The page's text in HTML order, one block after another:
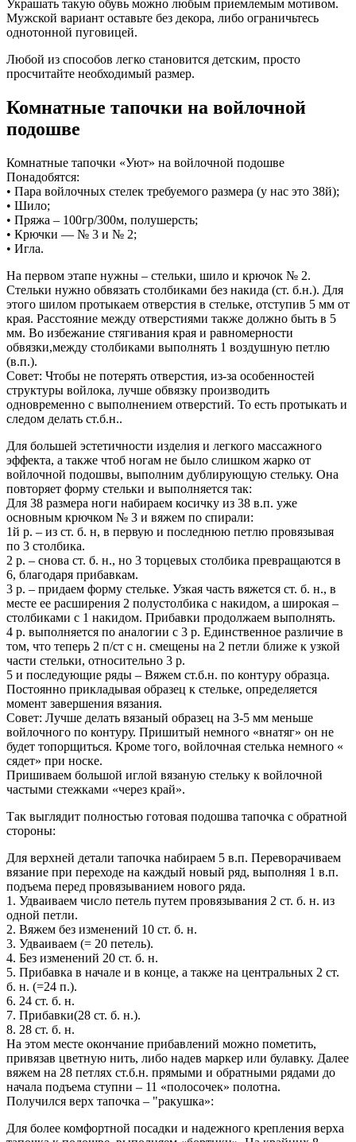
Украшать такую обувь можно любым приемлемым мотивом.
Мужской вариант оставьте без декора, либо ограничьтесь
однотонной пуговицей.
Любой из способов легко становится детским, просто
просчитайте необходимый размер.
Комнатные тапочки на войлочной
подошве
Комнатные тапочки «Уют» на войлочной подошве
Понадобятся:
• Пара войлочных стелек требуемого размера (у нас это 38й);
• Шило;
• Пряжа – 100гр/300м, полушерсть;
• Крючки — № 3 и № 2;
• Игла.
На первом этапе нужны – стельки, шило и крючок № 2.
Стельки нужно обвязать столбиками без накида (ст. б.н.). Для
этого шилом протыкаем отверстия в стельке, отступив 5 мм от
края. Расстояние между отверстиями также должно быть в 5
мм. Во избежание стягивания края и равномерности
обвязки,между столбиками выполнять 1 воздушную петлю
(в.п.).
Совет: Чтобы не потерять отверстия, из-за особенностей
структуры войлока, лучше обвязку производить
одновременно с выполнением отверстий. То есть протыкать и
следом делать ст.б.н..
Для большей эстетичности изделия и легкого массажного
эффекта, а также чтоб ногам не было слишком жарко от
войлочной подошвы, выполним дублирующую стельку. Она
повторяет форму стельки и выполняется так:
Для 38 размера ноги набираем косичку из 38 в.п. уже
основным крючком № 3 и вяжем по спирали:
1й р. – из ст. б. н, в первую и последнюю петлю провязывая
по 3 столбика.
2 р. – снова ст. б. н., но 3 торцевых столбика превращаются в
6, благодаря прибавкам.
3 р. – придаем форму стельке. Узкая часть вяжется ст. б. н., в
месте ее расширения 2 полустолбика с накидом, а широкая –
столбиками с 1 накидом. Прибавки продолжаем выполнять.
4 р. выполняется по аналогии с 3 р. Единственное различие в
том, что теперь 2 п/ст с н. смещены на 2 петли ближе к узкой
части стельки, относительно 3 р.
5 и последующие ряды – Вяжем ст.б.н. по контуру образца.
Постоянно прикладывая образец к стельке, определяется
момент завершения вязания.
Совет: Лучше делать вязаный образец на 3-5 мм меньше
войлочного по контуру. Пришитый немного «внатяг» он не
будет топорщиться. Кроме того, войлочная стелька немного «
сядет» при носке.
Пришиваем большой иглой вязаную стельку к войлочной
частыми стежками «через край».
Так выглядит полностью готовая подошва тапочка с обратной
стороны:
Для верхней детали тапочка набираем 5 в.п. Переворачиваем
вязание при переходе на каждый новый ряд, выполняя 1 в.п.
подъема перед провязыванием нового ряда.
1. Удваиваем число петель путем провязывания 2 ст. б. н. из
одной петли.
2. Вяжем без изменений 10 ст. б. н.
3. Удваиваем (= 20 петель).
4. Без изменений 20 ст. б. н.
5. Прибавка в начале и в конце, а также на центральных 2 ст.
б. н. (=24 п.).
6. 24 ст. б. н.
7. Прибавки(28 ст. б. н.).
8. 28 ст. б. н.
На этом месте окончание прибавлений можно пометить,
привязав цветную нить, либо надев маркер или булавку. Далее
вяжем на 28 петлях ст.б.н. прямыми и обратными рядами до
начала подъема ступни – 11 «полосочек» полотна.
Получился верх тапочка – "ракушка»:
Для более комфортной посадки и надежного крепления верха